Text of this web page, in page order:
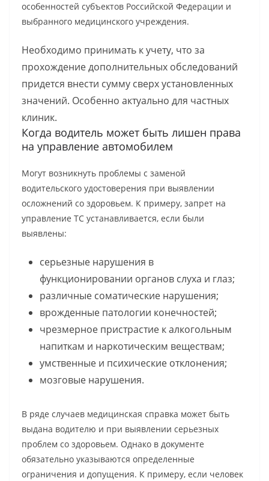
особенностей субъектов Российской Федерации и
выбранного медицинского учреждения.
Необходимо принимать к учету, что за
прохождение дополнительных обследований
придется внести сумму сверх установленных
значений. Особенно актуально для частных
клиник.
Когда водитель может быть лишен права
на управление автомобилем
Могут возникнуть проблемы с заменой
водительского удостоверения при выявлении
осложнений со здоровьем. К примеру, запрет на
управление ТС устанавливается, если были
выявлены:
серьезные нарушения в
функционировании органов слуха и глаз;
различные соматические нарушения;
врожденные патологии конечностей;
чрезмерное пристрастие к алкогольным
напиткам и наркотическим веществам;
умственные и психические отклонения;
мозговые нарушения.
В ряде случаев медицинская справка может быть
выдана водителю и при выявлении серьезных
проблем со здоровьем. Однако в документе
обязательно указываются определенные
ограничения и допущения. К примеру, если человек